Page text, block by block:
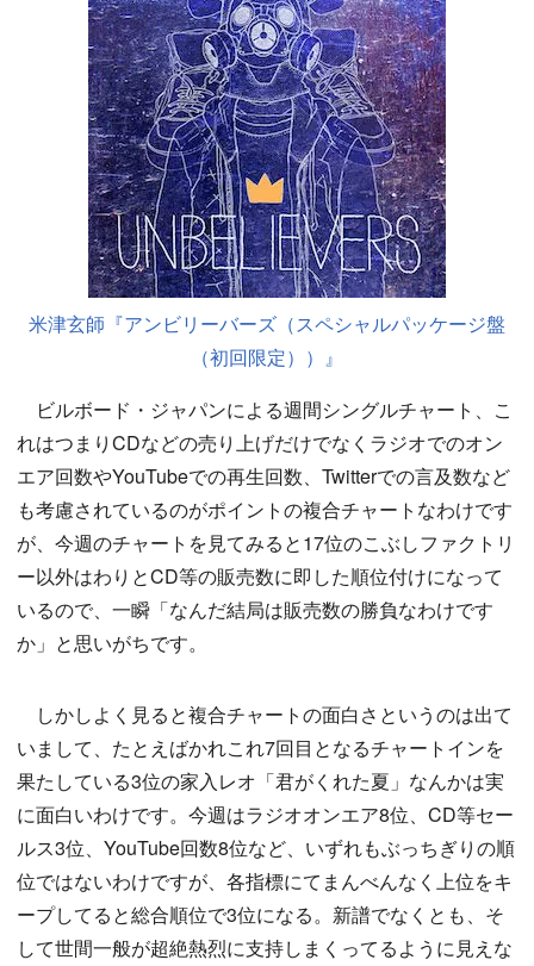
米津玄師『アンビリーバーズ（スペシャルパッケージ盤
（初回限定））』
ビルボード・ジャパンによる週間シングルチャート、こ
れはつまりCDなどの売り上げだけでなくラジオでのオン
エア回数やYouTubeでの再生回数、Twitterでの言及数など
も考慮されているのがポイントの複合チャートなわけです
が、今週のチャートを見てみると17位のこぶしファクトリ
ー以外はわりとCD等の販売数に即した順位付けになって
いるので、一瞬「なんだ結局は販売数の勝負なわけです
か」と思いがちです。
しかしよく見ると複合チャートの面白さというのは出て
いまして、たとえばかれこれ7回目となるチャートインを
果たしている3位の家入レオ「君がくれた夏」なんかは実
に面白いわけです。今週はラジオオンエア8位、CD等セー
ルス3位、YouTube回数8位など、いずれもぶっちぎりの順
位ではないわけですが、各指標にてまんべんなく上位をキ
ープしてると総合順位で3位になる。新譜でなくとも、そ
して世間一般が超絶熱烈に支持しまくってるように見えな